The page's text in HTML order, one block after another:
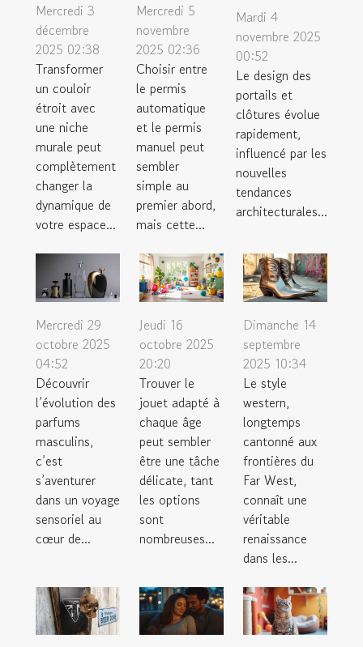
Mercredi 3
décembre
2025 02:38
Transformer
un couloir
étroit avec
une niche
murale peut
complètement
changer la
dynamique de
votre espace...
Mercredi 5
novembre
2025 02:36
Choisir entre
le permis
automatique
et le permis
manuel peut
sembler
simple au
premier abord,
mais cette...
Mardi 4
novembre 2025
00:52
Le design des
portails et
clôtures évolue
rapidement,
influencé par les
nouvelles
tendances
architecturales...
Mercredi 29
octobre 2025
04:52
Découvrir
l’évolution des
parfums
masculins,
c’est
s’aventurer
dans un voyage
sensoriel au
cœur de...
Jeudi 16
octobre 2025
20:20
Trouver le
jouet adapté à
chaque âge
peut sembler
être une tâche
délicate, tant
les options
sont
nombreuses...
Dimanche 14
septembre
2025 10:34
Le style
western,
longtemps
cantonné aux
frontières du
Far West,
connaît une
véritable
renaissance
dans les...